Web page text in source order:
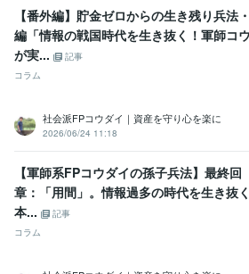
医療・介護 / 病院・介護施設経営 経験年数
ライフスタイル・その他 / カウンセラー・コ
受賞歴
ラーランク取得 ココナラ　レギュラーラ
格
ココナラ　シルバーランク→ゴールドラ
ールドランク→プラチナランクへ昇格
【番外編】貯金ゼロからの生き残り兵法
編「情報の戦国時代を生き抜く！軍師コ
が実...
記事
コラム
社会派FPコウダイ｜資産を守り心を楽に
2026/06/24 11:18
【軍師系FPコウダイの孫子兵法】最終
章：「用間」。情報過多の時代を生き抜く
本...
記事
コラム